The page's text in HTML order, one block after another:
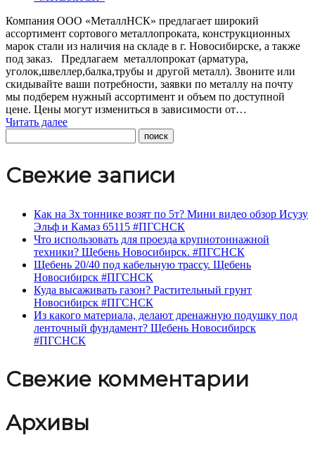
Компания ООО «МеталлНСК» предлагает широкий
ассортимент сортового металлопроката, конструкционных
марок стали из наличия на складе в г. Новосибирске, а также
под заказ. Предлагаем металлопрокат (арматура,
уголок,швеллер,балка,трубы и другой металл). Звоните или
скидывайте ваши потребности, заявки по металлу на почту
мы подберем нужный ассортимент и объем по доступной
цене. Цены могут измениться в зависимости от…
Читать далее
Свежие записи
Как на 3х тоннике возят по 5т? Мини видео обзор Исузу
Эльф и Камаз 65115 #ПГСНСК
Что использовать для проезда крупнотоннажной
техники? Щебень Новосибирск. #ПГСНСК
Щебень 20/40 под кабельную трассу. Щебень
Новосибирск #ПГСНСК
Куда высаживать газон? Растительный грунт
Новосибирск #ПГСНСК
Из какого материала, делают дренажную подушку под
ленточный фундамент? Щебень Новосибирск
#ПГСНСК
Свежие комментарии
Архивы